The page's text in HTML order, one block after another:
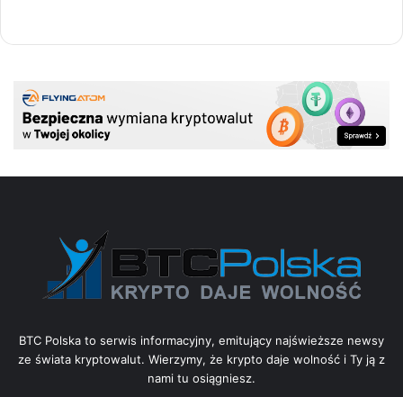
BTC Polska to serwis informacyjny, emitujący najświeższe newsy
ze świata kryptowalut. Wierzymy, że krypto daje wolność i Ty ją z
nami tu osiągniesz.